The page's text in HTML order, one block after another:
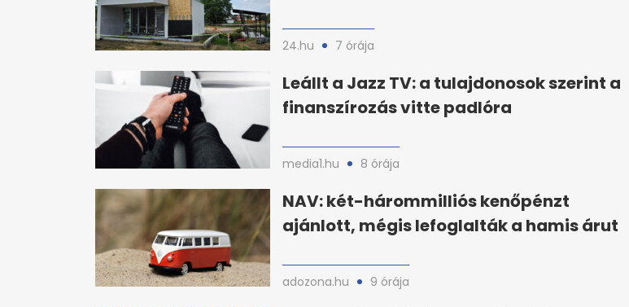
24.hu 7 órája
Leállt a Jazz TV: a tulajdonosok szerint a
finanszírozás vitte padlóra
media1.hu 8 órája
NAV: két-hárommilliós kenőpénzt
ajánlott, mégis lefoglalták a hamis árut
adozona.hu 9 órája